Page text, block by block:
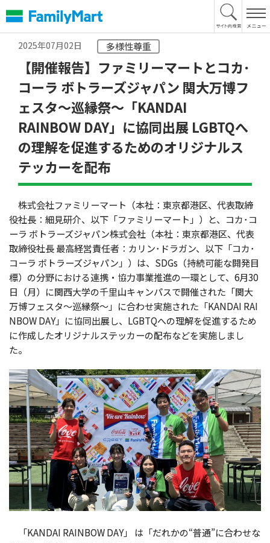
文
へ
2025年07月02日
多様性尊重
【開催報告】ファミリーマートとコカ･
コーラ ボトラーズジャパン 関大万博フ
ェスタ～巡縁祭～「KANDAI
RAINBOW DAY」に協同出展 LGBTQへ
の理解を促進するためのオリジナルス
テッカーを配布
株式会社ファミリーマート（本社：東京都港区、代表取締
役社長：細見研介、以下「ファミリーマート」）と、コカ･コ
ーラ ボトラーズジャパン株式会社（本社：東京都港区、代表
取締役社長 最高経営責任者：カリン･ドラガン、以下「コカ･
コーラ ボトラーズジャパン」）は、SDGs（持続可能な開発目
標）の分野における連携・協力事業推進の一環として、6月30
日（月）に関西大学の千里山キャンパスで開催された「関大
万博フェスタ～巡縁祭～」に合わせ実施された「KANDAI RAI
NBOW DAY」に協同出展し、LGBTQへの理解を促進するため
に作成したオリジナルステッカーの配布などを実施しまし
た。
「KANDAI RAINBOW DAY」 は「だれかの“普通”に合わせな